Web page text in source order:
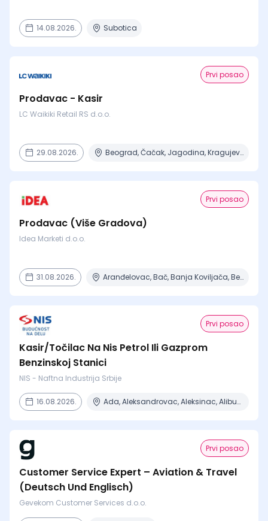
14.08.2026. Subotica
Prvi posao
Prodavac - Kasir
LC Waikiki Retail RS d.o.o.
29.08.2026. Beograd, Čačak, Jagodina, Kragujevac, Kruševac + 15 mesta
Prvi posao
Prodavac (Više Gradova)
Idea Marketi d.o.o.
31.08.2026. Aranđelovac, Bač, Banja Koviljača, Beograd, Boljevac + 16 mesta
Prvi posao
Kasir/Točilac Na Nis Petrol Ili Gazprom
Benzinskoj Stanici
NIS - Naftna Industrija Srbije
16.08.2026. Ada, Aleksandrovac, Aleksinac, Alibunar, Apatin + 206 mesta
Prvi posao
Customer Service Expert – Aviation & Travel
(Deutsch Und Englisch)
Gevekom Customer Services d.o.o.